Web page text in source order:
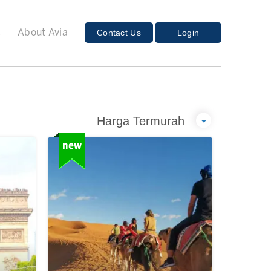
About Avia Contact Us Login
Harga Termurah